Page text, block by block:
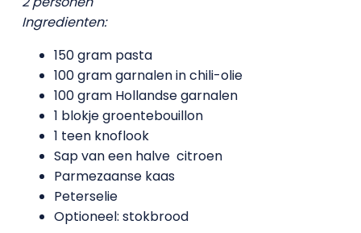
Ingredienten:
150 gram pasta
100 gram garnalen in chili-olie
100 gram Hollandse garnalen
1 blokje groentebouillon
1 teen knoflook
Sap van een halve citroen
Parmezaanse kaas
Peterselie
Optioneel: stokbrood